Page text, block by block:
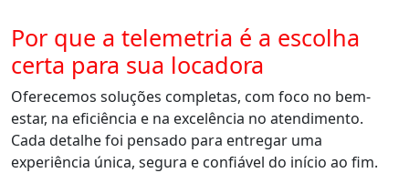
Por que a telemetria é a escolha
certa para sua locadora
Oferecemos soluções completas, com foco no bem-
estar, na eficiência e na excelência no atendimento.
Cada detalhe foi pensado para entregar uma
experiência única, segura e confiável do início ao fim.